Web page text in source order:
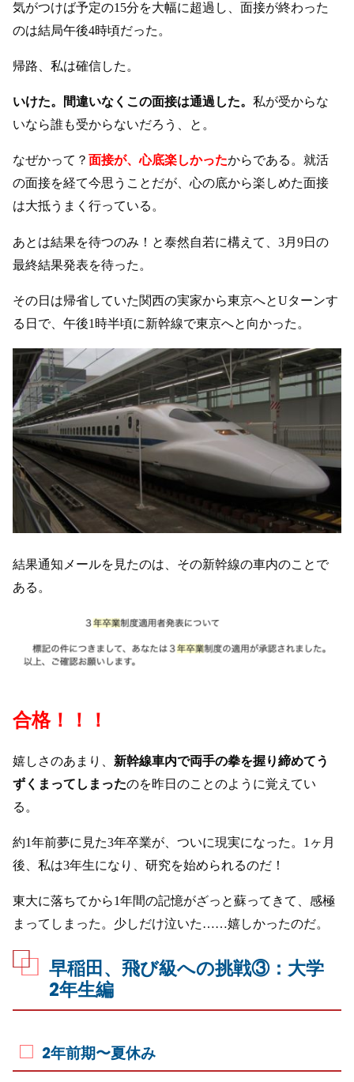
気がつけば予定の15分を大幅に超過し、面接が終わった
のは結局午後4時頃だった。
帰路、私は確信した。
いけた。間違いなくこの面接は通過した。私が受からな
いなら誰も受からないだろう、と。
なぜかって？ 面接が、心底楽しかったからである。就活
の面接を経て今思うことだが、心の底から楽しめた面接
は大抵うまく行っている。
あとは結果を待つのみ！と泰然自若に構えて、3月9日の
最終結果発表を待った。
その日は帰省していた関西の実家から東京へとUターンす
る日で、午後1時半頃に新幹線で東京へと向かった。
結果通知メールを見たのは、その新幹線の車内のことで
ある。
合格！！！
嬉しさのあまり、新幹線車内で両手の拳を握り締めてう
ずくまってしまったのを昨日のことのように覚えてい
る。
約1年前夢に見た3年卒業が、ついに現実になった。1ヶ月
後、私は3年生になり、研究を始められるのだ！
東大に落ちてから1年間の記憶がざっと蘇ってきて、感極
まってしまった。少しだけ泣いた……嬉しかったのだ。
早稲田、飛び級への挑戦③：大学
2年生編
2年前期〜夏休み